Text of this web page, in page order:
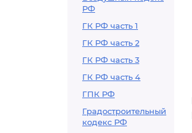
РФ
ГК РФ часть 1
ГК РФ часть 2
ГК РФ часть 3
ГК РФ часть 4
ГПК РФ
Градостроительный
кодекс РФ